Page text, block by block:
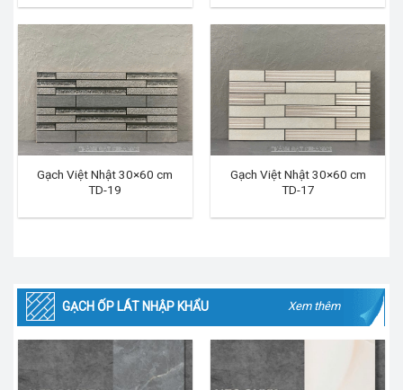
Gạch Việt Nhật 30×60 cm
TD-19
Gạch Việt Nhật 30×60 cm
TD-17
GẠCH ỐP LÁT NHẬP KHẨU Xem thêm